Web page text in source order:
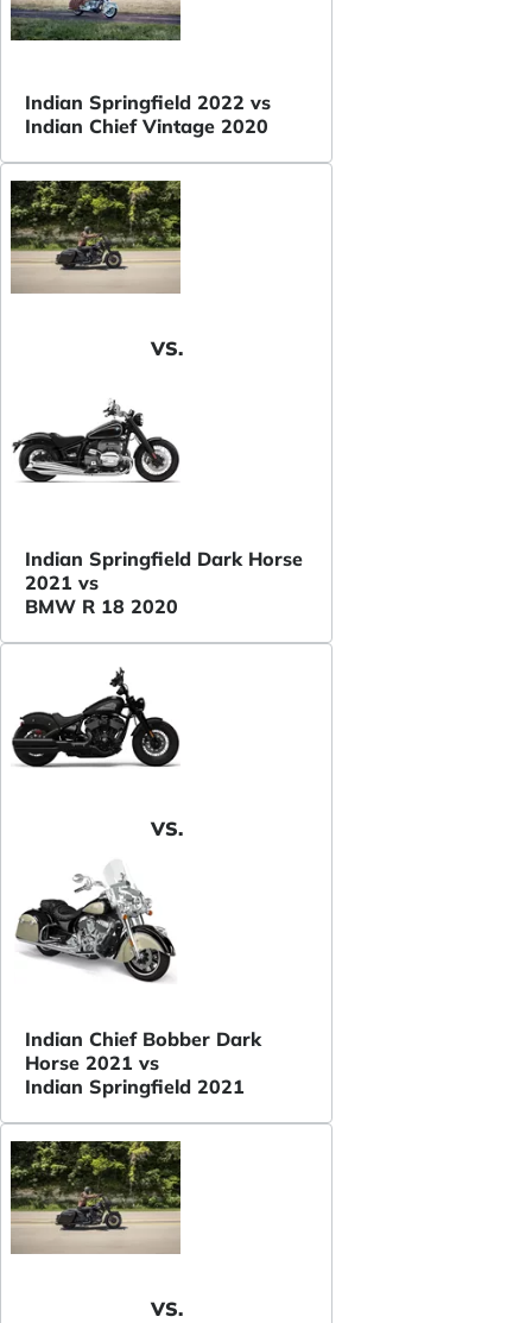
Indian Springfield 2022 vs
Indian Chief Vintage 2020
VS.
Indian Springfield Dark Horse
2021 vs
BMW R 18 2020
VS.
Indian Chief Bobber Dark
Horse 2021 vs
Indian Springfield 2021
VS.